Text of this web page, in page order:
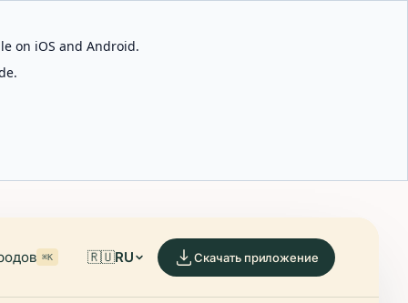
on iOS and Android.
⌘K 🇷🇺RU Скачать приложение